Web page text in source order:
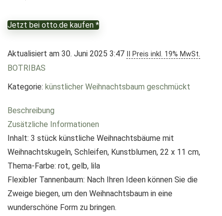
Jetzt bei otto.de kaufen *
Aktualisiert am 30. Juni 2025 3:47 II Preis inkl. 19% MwSt.
BOTRIBAS
Kategorie: künstlicher Weihnachtsbaum geschmückt
Beschreibung
Zusätzliche Informationen
Inhalt: 3 stück künstliche Weihnachtsbäume mit
Weihnachtskugeln, Schleifen, Kunstblumen, 22 x 11 cm,
Thema-Farbe: rot, gelb, lila
Flexibler Tannenbaum: Nach Ihren Ideen können Sie die
Zweige biegen, um den Weihnachtsbaum in eine
wunderschöne Form zu bringen.